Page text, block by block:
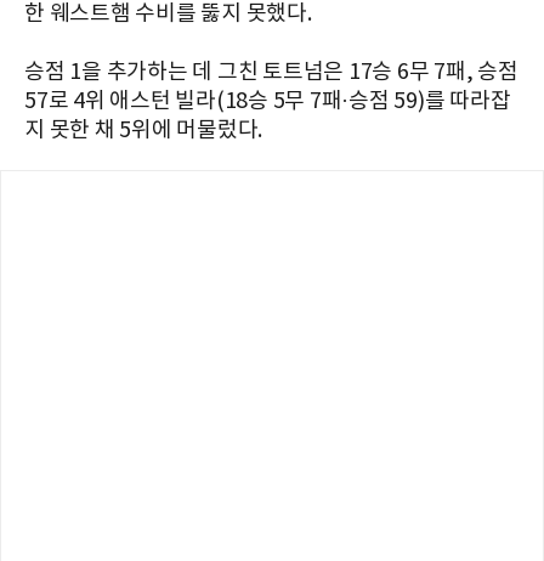
한 웨스트햄 수비를 뚫지 못했다.
승점 1을 추가하는 데 그친 토트넘은 17승 6무 7패, 승점
57로 4위 애스턴 빌라(18승 5무 7패·승점 59)를 따라잡
지 못한 채 5위에 머물렀다.